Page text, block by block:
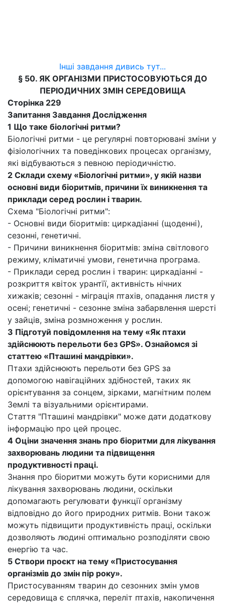
Інші завдання дивись тут...
§ 50. ЯК ОРГАНІЗМИ ПРИСТОСОВУЮТЬСЯ ДО
ПЕРІОДИЧНИХ ЗМІН СЕРЕДОВИЩА
Сторінка 229
Запитання Завдання Дослідження
1 Що таке біологічні ритми?
Біологічні ритми - це регулярні повторювані зміни у
фізіологічних та поведінкових процесах організму,
які відбуваються з певною періодичністю.
2 Склади схему «Біологічні ритми», у якій назви
основні види біоритмів, причини їх виникнення та
приклади серед рослин і тварин.
Схема "Біологічні ритми":
- Основні види біоритмів: циркадіанні (щоденні),
сезонні, генетичні.
- Причини виникнення біоритмів: зміна світлового
режиму, кліматичні умови, генетична програма.
- Приклади серед рослин і тварин: циркадіанні -
розкриття квіток урантїї, активність нічних
хижаків; сезонні - міграція птахів, опадання листя у
осені; генетичні - сезонне зміна забарвлення шерсті
у зайців, зміна розмноження у рослин.
3 Підготуй повідомлення на тему «Як птахи
здійснюють перельоти без GPS». Ознайомся зі
статтею «Пташині мандрівки».
Птахи здійснюють перельоти без GPS за
допомогою навігаційних здібностей, таких як
орієнтування за сонцем, зірками, магнітним полем
Землі та візуальними орієнтирами.
Стаття "Пташині мандрівки" може дати додаткову
інформацію про цей процес.
4 Оціни значення знань про біоритми для лікування
захворювань людини та підвищення
продуктивності праці.
3нання про біоритми можуть бути корисними для
лікування захворювань людини, оскільки
допомагають регулювати функції організму
відповідно до його природних ритмів. Вони також
можуть підвищити продуктивність праці, оскільки
дозволяють людині оптимально розподіляти свою
енергію та час.
5 Створи проєкт на тему «Пристосування
організмів до змін пір року».
Пристосуванням тварин до сезонних змін умов
середовища є сплячка, переліт птахів, накопичення